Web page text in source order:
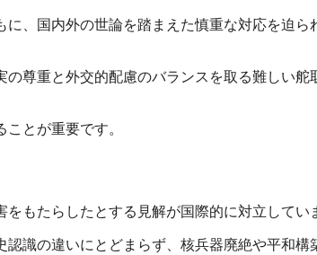
、国内外の世論を踏まえた慎重な対応を迫ら
尊重と外交的配慮のバランスを取る難しい舵
とが重要です。
もたらしたとする見解が国際的に対立してい
識の違いにとどまらず、核兵器廃絶や平和構